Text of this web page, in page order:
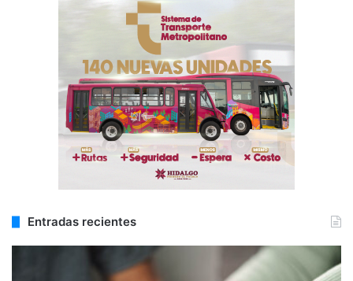
Entradas recientes